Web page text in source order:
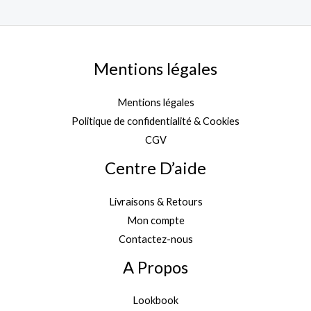
Mentions légales
Mentions légales
Politique de confidentialité & Cookies
CGV
Centre D’aide
Livraisons & Retours
Mon compte
Contactez-nous
A Propos
Lookbook